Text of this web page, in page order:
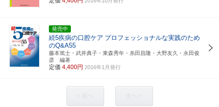
発売中
続5疾病の口腔ケア プロフェッショナルな実践のため
のQ&A55
藤本篤士・武井典子・東森秀年・糸田昌隆・大野友久・永田俊
彦 編著
定価 4,400円 2016年1月発行